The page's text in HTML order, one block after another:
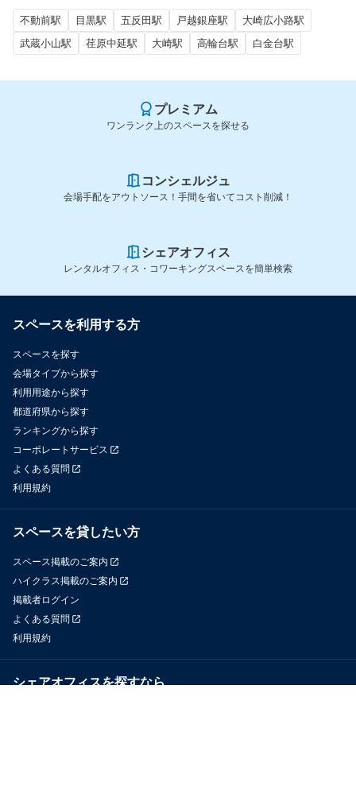
不動前駅 目黒駅 五反田駅 戸越銀座駅
大崎広小路駅
武蔵小山駅
荏原中延駅 大崎駅 高輪台駅 白金台駅
プレミアム
ワンランク上のスペースを探せる
コンシェルジュ
会場手配をアウトソース！手間を省いてコスト削減！
シェアオフィス
レンタルオフィス・コワーキングスペースを簡単検索
スペースを利用する方
スペースを探す
会場タイプから探す
利用用途から探す
都道府県から探す
ランキングから探す
コーポレートサービス
よくある質問
利用規約
スペースを貸したい方
スペース掲載のご案内
ハイクラス掲載のご案内
掲載者ログイン
よくある質問
利用規約
シェアオフィスを探すなら